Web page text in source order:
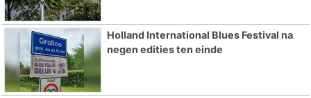
Holland International Blues Festival na
negen edities ten einde